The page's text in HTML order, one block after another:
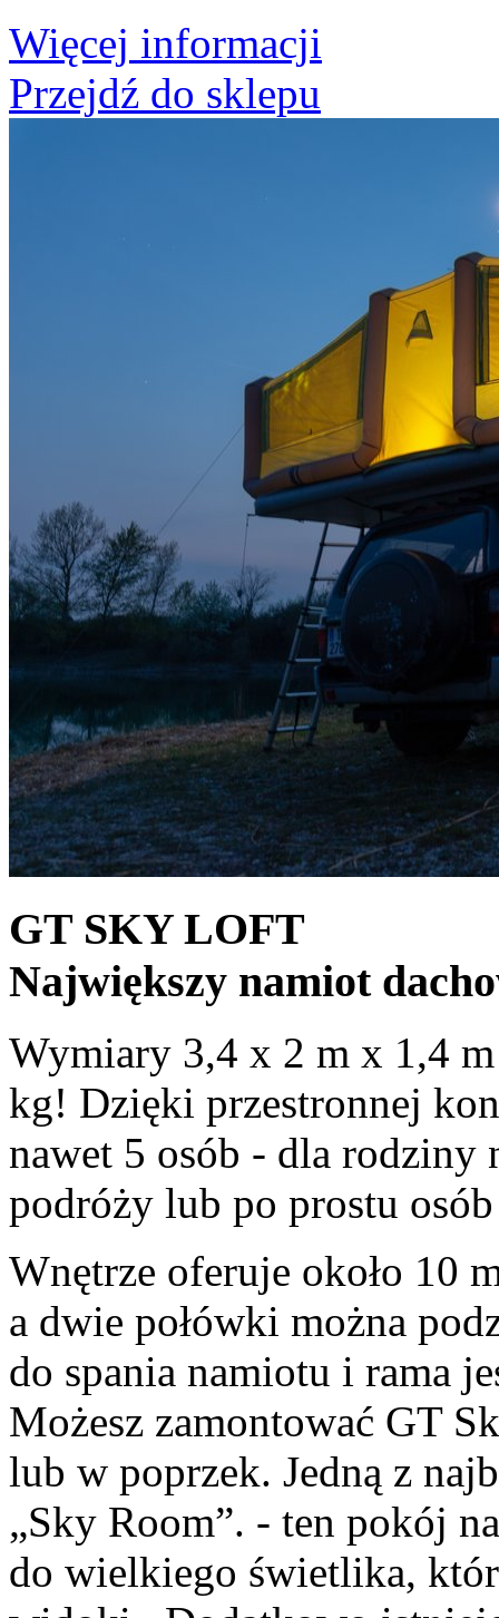
Więcej informacji
Przejdź do sklepu
GT SKY LOFT
Największy namiot
Wymiary 3,4 x 2 m x 1,4
kg! Dzięki przestronnej
nawet 5 osób - dla rodziny
podróży lub po prostu
Wnętrze oferuje około 10
a dwie połówki można
do spania namiotu i rama
Możesz zamontować GT
lub w poprzek. Jedną z
„Sky Room”. - ten pokój
do wielkiego świetlika,